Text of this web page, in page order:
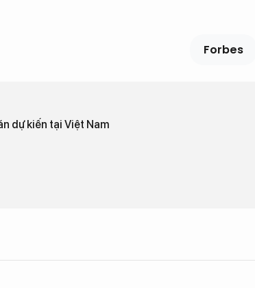
Forbes
dự kiến tại Việt Nam